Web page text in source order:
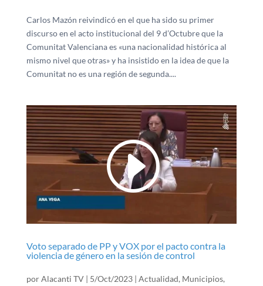
Carlos Mazón reivindicó en el que ha sido su primer
discurso en el acto institucional del 9 d’Octubre que la
Comunitat Valenciana es «una nacionalidad histórica al
mismo nivel que otras» y ha insistido en la idea de que la
Comunitat no es una región de segunda....
Voto separado de PP y VOX por el pacto contra la
violencia de género en la sesión de control
porAlacanti TV| 5/Oct/2023| Actualidad, Municipios,